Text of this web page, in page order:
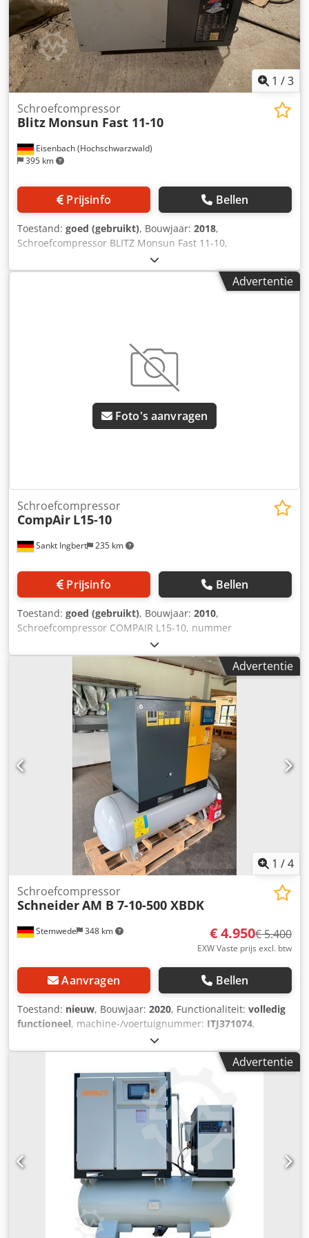
1 /3
Eisenbach (Hochschwarzwald)
395 km
Schroefcompressor
Blitz Monsun Fast 11-10
Prijsinfo Bellen
Toestand: goed (gebruikt), Bouwjaar: 2018,
Schroefcompressor BLITZ Monsun Fast 11-10,
serienummer iYD0099288, bouwjaar 2018, vermogen 11
kW, maximale druk 10 bar. Dodpfxoztcyqj Ad Neck
Advertentie
Foto's aanvragen
Sankt Ingbert 235 km
Schroefcompressor
CompAir L15-10
Prijsinfo Bellen
Toestand: goed (gebruikt), Bouwjaar: 2010,
Schroefcompressor COMPAIR L15-10, nummer
CD10001916004, druk 10 bar, vermogen 15 kW, bouwjaar
2010. Drukvat OKS, nummer 486069, inhoud 1.500 liter,
bouwjaar 2001. Koeldroger ALUP ADQ 180 (E6), nummer
ITJ912677, bouwjaar 2025. Djdpfx Aezqcmxsd Neck
Advertentie
1 /4
Stemwede 348 km
Schroefcompressor
SchneiderAM B 7-10-500 XBDK
€ 4.950€ 5.400
EXW Vaste prijs excl. btw
Aanvragen Bellen
Toestand: nieuw, Bouwjaar: 2020, Functionaliteit: volledig
functioneel, machine-/voertuignummer: ITJ371074,
, totale lengte:
breedte:65 mm, totale hoogte:170 mm, benodigde ruimte
65 mm, benodigde
170 mm, bedrijfsdruk:10 bar
omgevingstemperatuur (min.):5 °C,
omgevingstemperatuur (max.):40 °C
, beschermingstype
, Uitrusting:Typeplaat beschikbaar,
documentatie / handleiding, koeldroger
, Schneider
schroefcompressor 4152009631 - Duurzame, V-snaar
aangedreven compressorelementen - Motor- en
compressorbescherming tegen oververhitting - Inclusief
geïntegreerde koeldroger / gebruiksklare installatie -
Compacte afmetingen - Geluidsarm dankzij
geluidsisolerende behuizing - Geïntegreerde
Advertentie